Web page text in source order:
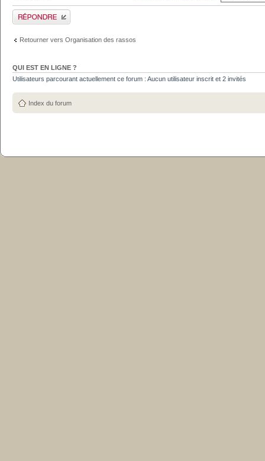
Publier une réponse
Retourner vers Organisation des rassos
QUI EST EN LIGNE ?
Utilisateurs parcourant actuellement ce forum : Aucun utilisateur inscrit et 2 invités
Index du forum